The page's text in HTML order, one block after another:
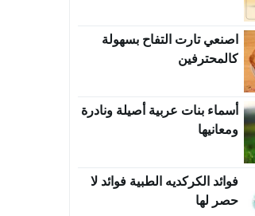
اصنعي تارت التفاح بسهولة
كالمحترفين
أسماء بنات عربية أصيلة ونادرة
ومعانيها
فوائد الكركديه الطبية فوائد لا
حصر لها